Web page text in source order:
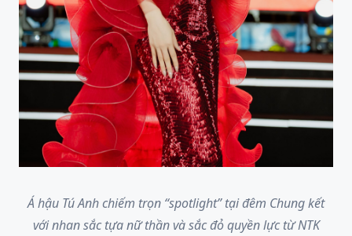
Á hậu Tú Anh chiếm trọn “spotlight” tại đêm Chung kết
với nhan sắc tựa nữ thần và sắc đỏ quyền lực từ NTK